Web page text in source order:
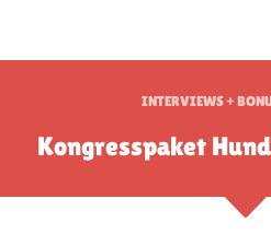
INTERVIEWS +
Kongresspaket